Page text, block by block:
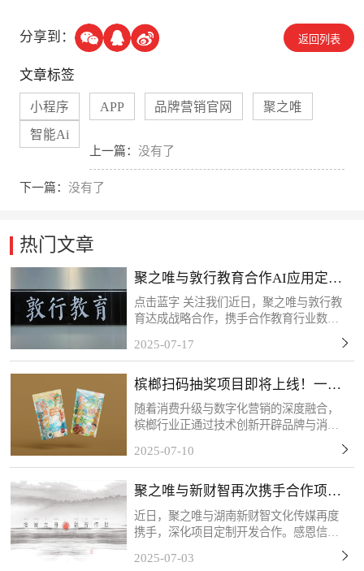
分享到： 返回列表
文章标签
小程序 APP 品牌营销官网 聚之唯
智能Ai
上一篇： 没有了
下一篇： 没有了
热门文章
聚之唯与敦行教育合作AI应用定制
开发项目
点击蓝字 关注我们近日，聚之唯与敦行教
育达成战略合作，携手合作教育行业数字
目。此次应用系统的开发主要为敦行教育
撑。感谢客户的信任和...
2025-07-17
槟榔扫码抽奖项目即将上线！一物
一码，精准触达！
随着消费升级与数字化营销的深度融合，
槟榔行业正通过技术创新开辟品牌与消费
目将于近期上线，该活动以“一物一码”技
码，消费者扫码后可...
2025-07-10
聚之唯与新财智再次携手合作项目
定制开发
近日，聚之唯与湖南新财智文化传媒再度
携手，深化项目定制开发合作。感恩信任
筑长期共赢！关于新财智湖南新财智文化
2025-07-03